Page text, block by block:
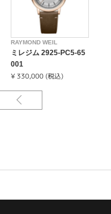
RAYMOND WEIL
ミレジム 2925-PC5-65
001
¥ 330,000 (税込)